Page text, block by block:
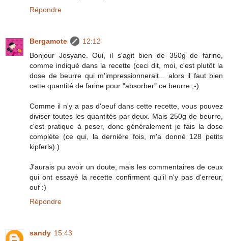
Répondre
Bergamote
12:12
Bonjour Josyane. Oui, il s'agit bien de 350g de farine,
comme indiqué dans la recette (ceci dit, moi, c'est plutôt la
dose de beurre qui m'impressionnerait... alors il faut bien
cette quantité de farine pour "absorber" ce beurre ;-)
Comme il n'y a pas d'oeuf dans cette recette, vous pouvez
diviser toutes les quantités par deux. Mais 250g de beurre,
c'est pratique à peser, donc généralement je fais la dose
complète (ce qui, la dernière fois, m'a donné 128 petits
kipferls).)
J'aurais pu avoir un doute, mais les commentaires de ceux
qui ont essayé la recette confirment qu'il n'y pas d'erreur,
ouf :)
Répondre
sandy 15:43